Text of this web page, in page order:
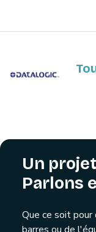
Un
Parlons
Que ce soit